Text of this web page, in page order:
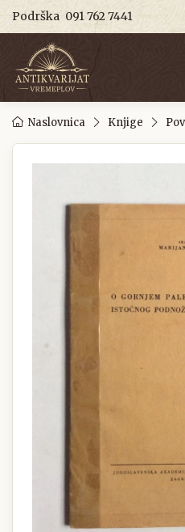
Podrška 091 762 7441
Naslovnica Knjige